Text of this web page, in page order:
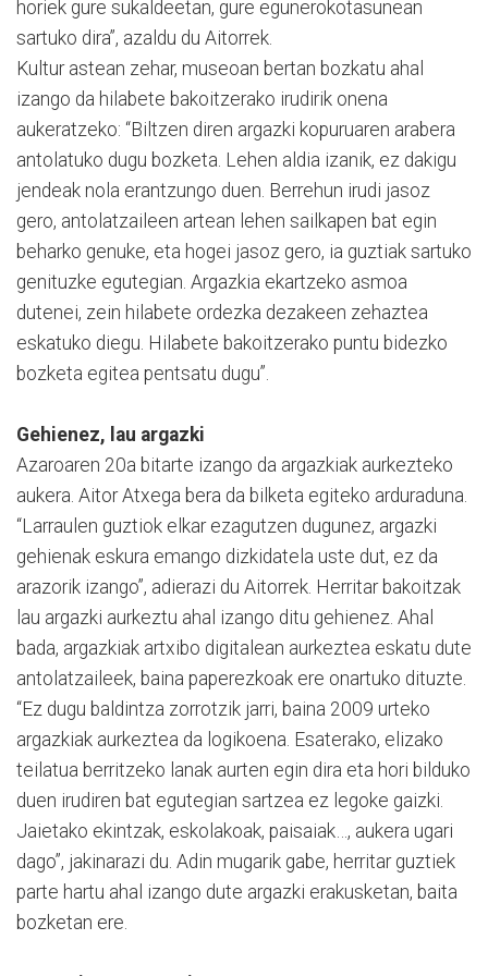
horiek gure sukaldeetan, gure egunerokotasunean
sartuko dira”, azaldu du Aitorrek.
Kultur astean zehar, museoan bertan bozkatu ahal
izango da hilabete bakoitzerako irudirik onena
aukeratzeko: “Biltzen diren argazki kopuruaren arabera
antolatuko dugu bozketa. Lehen aldia izanik, ez dakigu
jendeak nola erantzungo duen. Berrehun irudi jasoz
gero, antolatzaileen artean lehen sailkapen bat egin
beharko genuke, eta hogei jasoz gero, ia guztiak sartuko
genituzke egutegian. Argazkia ekartzeko asmoa
dutenei, zein hilabete ordezka dezakeen zehaztea
eskatuko diegu. Hilabete bakoitzerako puntu bidezko
bozketa egitea pentsatu dugu”.
Gehienez, lau argazki
Azaroaren 20a bitarte izango da argazkiak aurkezteko
aukera. Aitor Atxega bera da bilketa egiteko arduraduna.
“Larraulen guztiok elkar ezagutzen dugunez, argazki
gehienak eskura emango dizkidatela uste dut, ez da
arazorik izango”, adierazi du Aitorrek. Herritar bakoitzak
lau argazki aurkeztu ahal izango ditu gehienez. Ahal
bada, argazkiak artxibo digitalean aurkeztea eskatu dute
antolatzaileek, baina paperezkoak ere onartuko dituzte.
“Ez dugu baldintza zorrotzik jarri, baina 2009 urteko
argazkiak aurkeztea da logikoena. Esaterako, elizako
teilatua berritzeko lanak aurten egin dira eta hori bilduko
duen irudiren bat egutegian sartzea ez legoke gaizki.
Jaietako ekintzak, eskolakoak, paisaiak…, aukera ugari
dago”, jakinarazi du. Adin mugarik gabe, herritar guztiek
parte hartu ahal izango dute argazki erakusketan, baita
bozketan ere.